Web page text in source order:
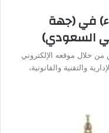
في (جهة
السعودي)
خلال موقعه الإلكتروني
والتقنية والقانونية،